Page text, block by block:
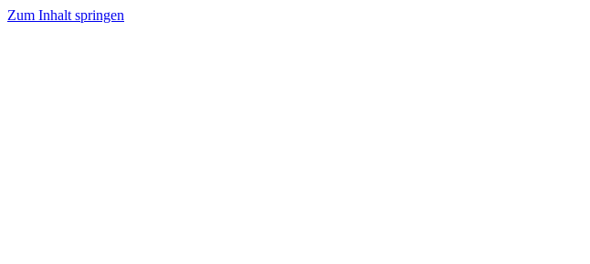
Zum Inhalt springen